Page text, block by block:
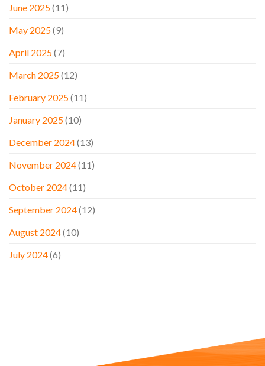
June 2025(11)
May 2025(9)
April 2025(7)
March 2025(12)
February 2025(11)
January 2025(10)
December 2024(13)
November 2024(11)
October 2024(11)
September 2024(12)
August 2024(10)
July 2024(6)